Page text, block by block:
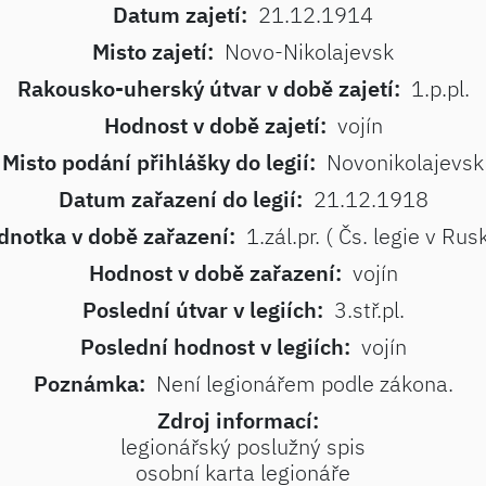
Datum zajetí: 21.12.1914
Misto zajetí: Novo-Nikolajevsk
Rakousko-uherský útvar v době zajetí: 1.p.pl.
Hodnost v době zajetí: vojín
Misto podání přihlášky do legií: Novonikolajevsk
Datum zařazení do legií: 21.12.1918
v době zařazení: 1.zál.pr. ( Čs. legie v
Hodnost v době zařazení: vojín
Poslední útvar v legiích: 3.stř.pl.
Poslední hodnost v legiích: vojín
Poznámka: Není legionářem podle zákona.
Zdroj informací:
legionářský poslužný spis
osobní karta legionáře